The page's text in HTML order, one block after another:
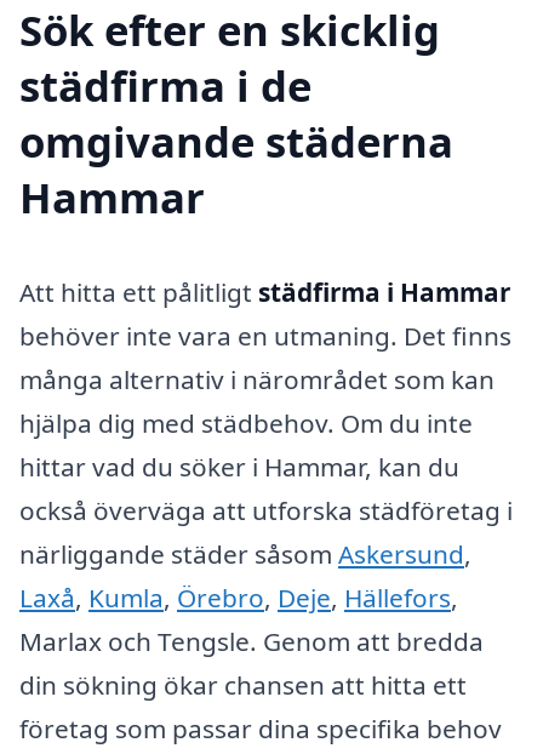
Sök efter en skicklig
städfirma i de
omgivande städerna
Hammar
Att hitta ett pålitligt städfirma i Hammar
behöver inte vara en utmaning. Det finns
många alternativ i närområdet som kan
hjälpa dig med städbehov. Om du inte
hittar vad du söker i Hammar, kan du
också överväga att utforska städföretag i
närliggande städer såsom Askersund,
Laxå, Kumla, Örebro, Deje, Hällefors,
Marlax och Tengsle. Genom att bredda
din sökning ökar chansen att hitta ett
företag som passar dina specifika behov